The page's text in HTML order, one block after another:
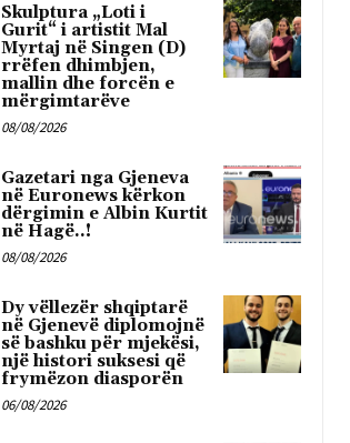
Skulptura „Loti i
Gurit“ i artistit Mal
Myrtaj në Singen (D)
rrëfen dhimbjen,
mallin dhe forcën e
mërgimtarëve
08/08/2026
Gazetari nga Gjeneva
në Euronews kërkon
dërgimin e Albin Kurtit
në Hagë..!
08/08/2026
Dy vëllezër shqiptarë
në Gjenevë diplomojnë
së bashku për mjekësi,
një histori suksesi që
frymëzon diasporën
06/08/2026